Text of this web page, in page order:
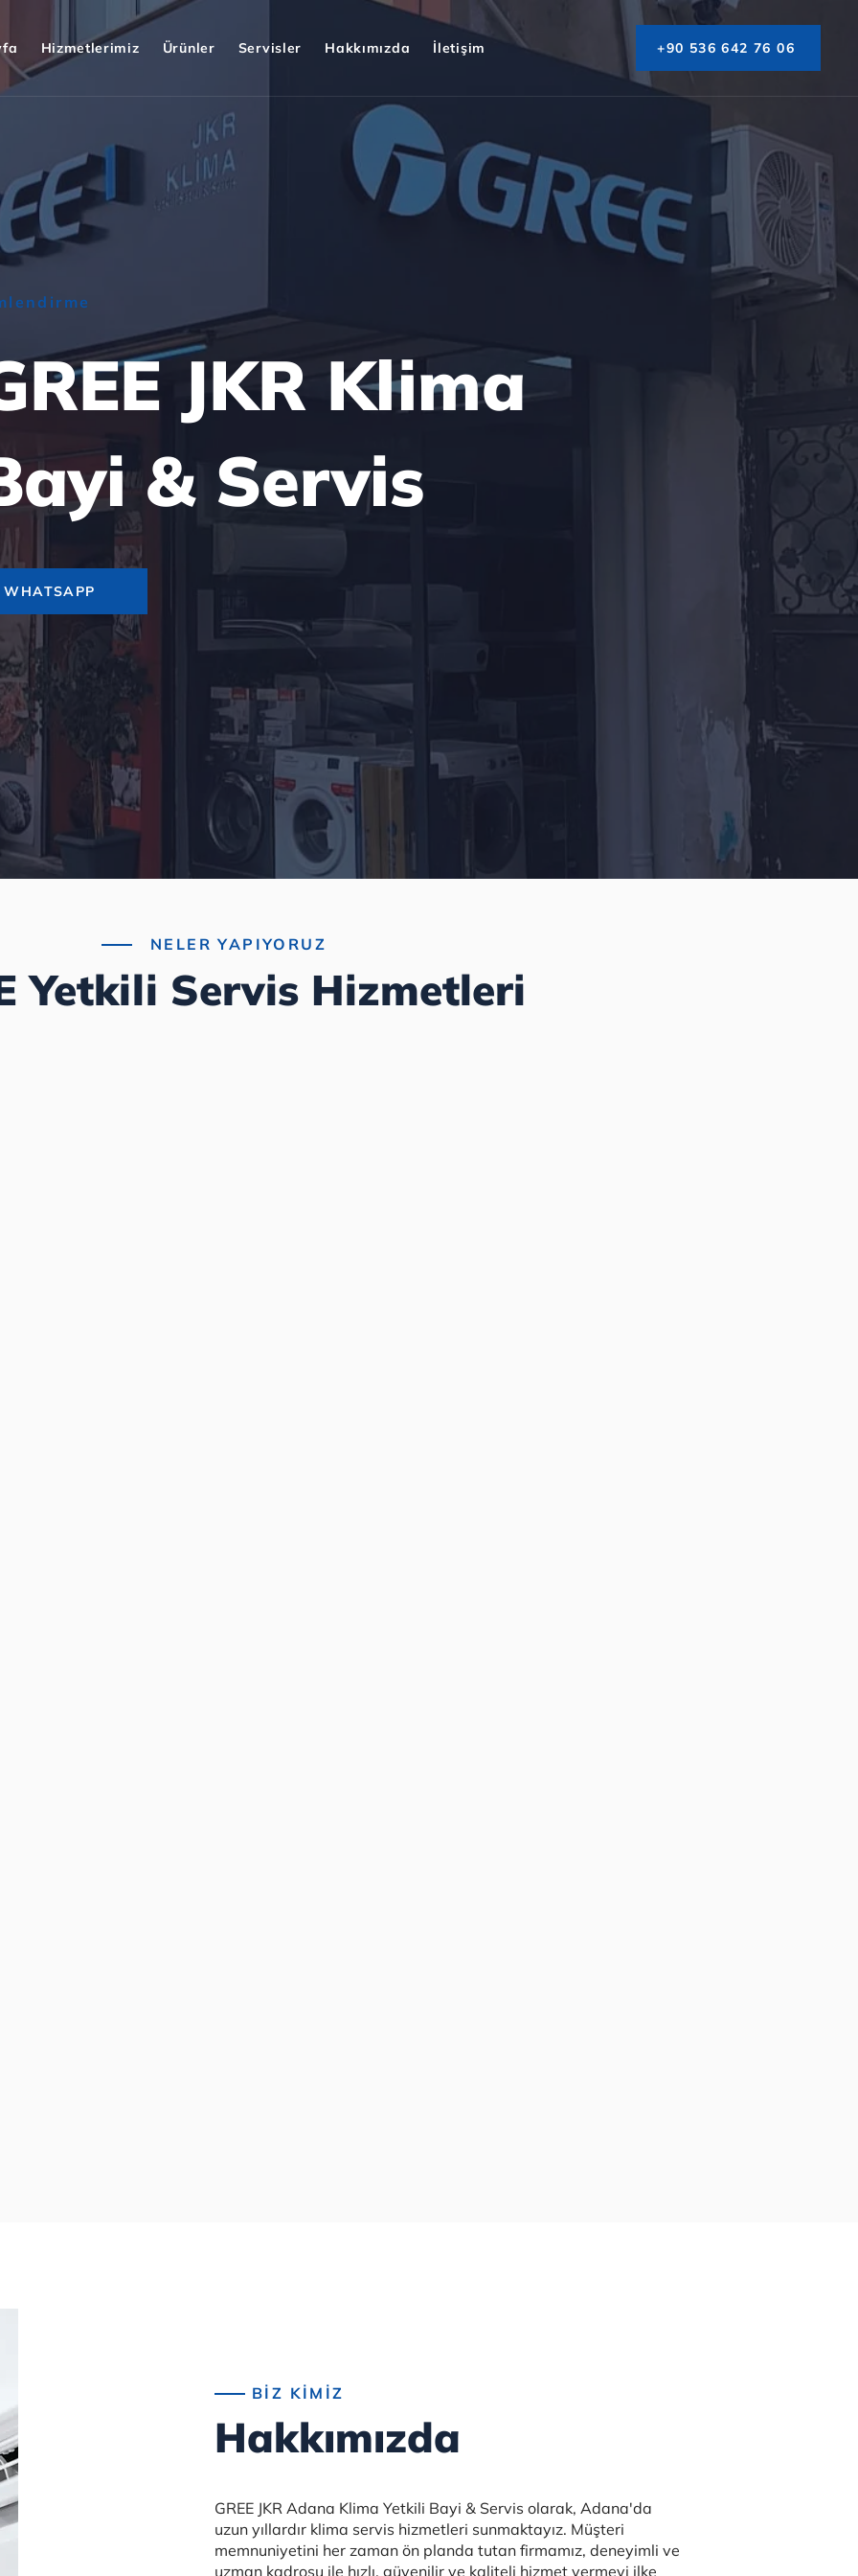
Hizmetlerimiz Ürünler Servisler Hakkımızda İletişim +90 536 642 76 06
JKR Klima
& Servis
WHATSAPP
NELER YAPIYORUZ
Yetkili Servis Hizmetleri
BİZ KİMİZ
Hakkımızda
GREE JKR Adana Klima Yetkili Bayi & Servis olarak, Adana'da
uzun yıllardır klima servis hizmetleri sunmaktayız. Müşteri
memnuniyetini her zaman ön planda tutan firmamız, deneyimli ve
uzman kadrosu ile hızlı, güvenilir ve kaliteli hizmet vermeyi ilke